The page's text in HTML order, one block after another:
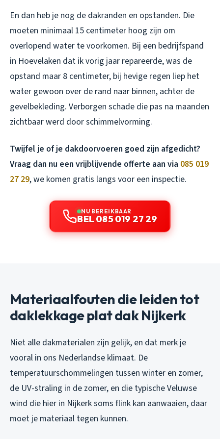
En dan heb je nog de dakranden en opstanden. Die
moeten minimaal 15 centimeter hoog zijn om
overlopend water te voorkomen. Bij een bedrijfspand
in Hoevelaken dat ik vorig jaar repareerde, was de
opstand maar 8 centimeter, bij hevige regen liep het
water gewoon over de rand naar binnen, achter de
gevelbekleding. Verborgen schade die pas na maanden
zichtbaar werd door schimmelvorming.
Twijfel je of je dakdoorvoeren goed zijn afgedicht?
Vraag dan nu een vrijblijvende offerte aan via 085 019
27 29, we komen gratis langs voor een inspectie.
NU BEREIKBAAR
BEL 085 019 27 29
Materiaalfouten die leiden tot
daklekkage plat dak Nijkerk
Niet alle dakmaterialen zijn gelijk, en dat merk je
vooral in ons Nederlandse klimaat. De
temperatuurschommelingen tussen winter en zomer,
de UV-straling in de zomer, en die typische Veluwse
wind die hier in Nijkerk soms flink kan aanwaaien, daar
moet je materiaal tegen kunnen.